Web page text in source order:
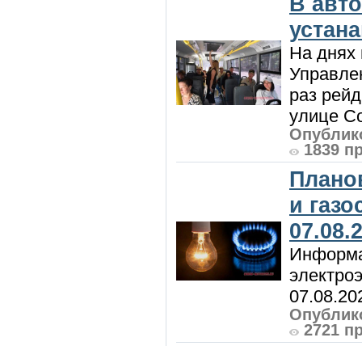
На днях
раз
улице
1839
и
2721